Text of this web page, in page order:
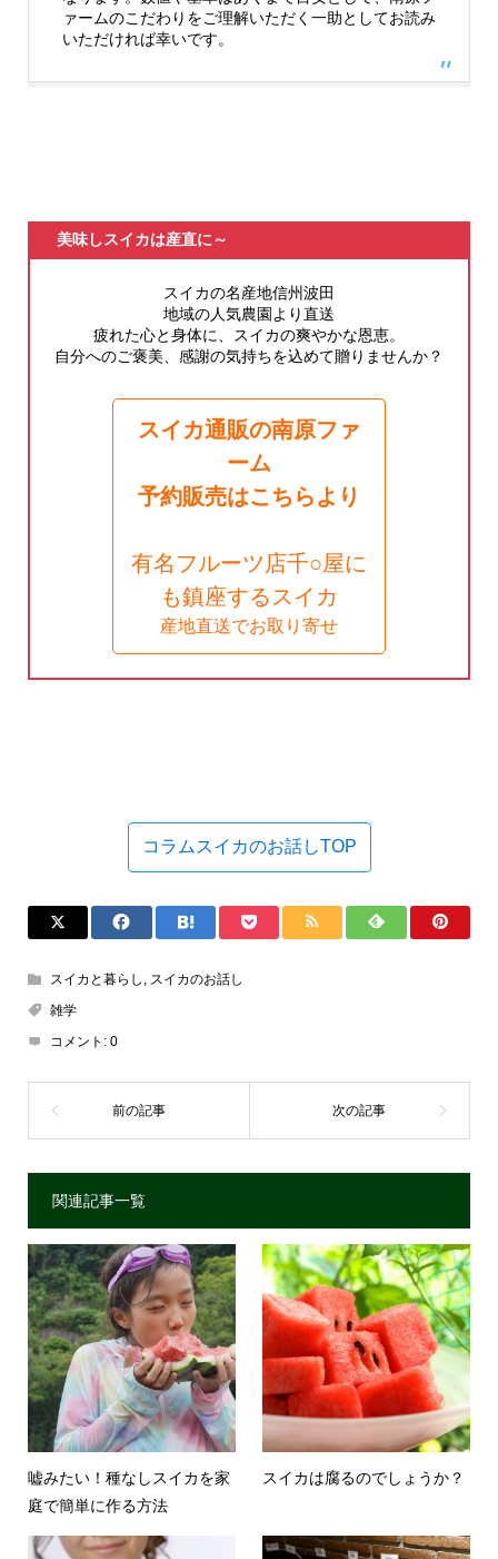
ァームのこだわりをご理解いただく一助としてお読み
いただければ幸いです。
美味しスイカは産直に～
スイカの名産地信州波田
地域の人気農園より直送
疲れた心と身体に、スイカの爽やかな恩恵。
自分へのご褒美、感謝の気持ちを込めて贈りませんか？
スイカ通販の南原ファ
ーム
予約販売はこちらより
有名フルーツ店千○屋に
も鎮座するスイカ
産地直送でお取り寄せ
コラムスイカのお話しTOP
スイカと暮らし , スイカのお話し
雑学
コメント: 0
関連記事一覧
嘘みたい！種なしスイカを家
庭で簡単に作る方法
スイカは腐るのでしょうか？